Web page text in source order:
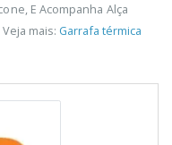
E Acompanha Alça
mais: Garrafa térmica